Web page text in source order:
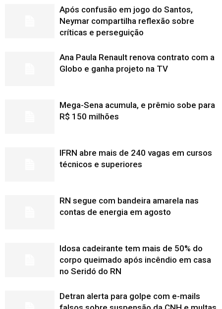
Após confusão em jogo do Santos,
Neymar compartilha reflexão sobre
críticas e perseguição
Ana Paula Renault renova contrato com a
Globo e ganha projeto na TV
Mega-Sena acumula, e prêmio sobe para
R$ 150 milhões
IFRN abre mais de 240 vagas em cursos
técnicos e superiores
RN segue com bandeira amarela nas
contas de energia em agosto
Idosa cadeirante tem mais de 50% do
corpo queimado após incêndio em casa
no Seridó do RN
Detran alerta para golpe com e-mails